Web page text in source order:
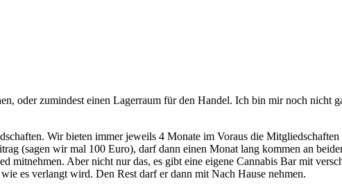
oder zumindest einen Lagerraum für den Handel. Ich bin mir noch nicht
Wir bieten immer jeweils 4 Monate im Voraus die
(sagen wir mal 100 Euro), darf dann einen Monat lang kommen an
mitnehmen. Aber nicht nur das, es gibt eine eigene Cannabis Bar mit
es verlangt wird. Den Rest darf er dann mit Nach Hause nehmen.